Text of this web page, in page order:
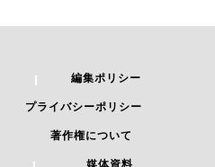
編集ポリシー
プライバシーポリシー
著作権について
媒体資料